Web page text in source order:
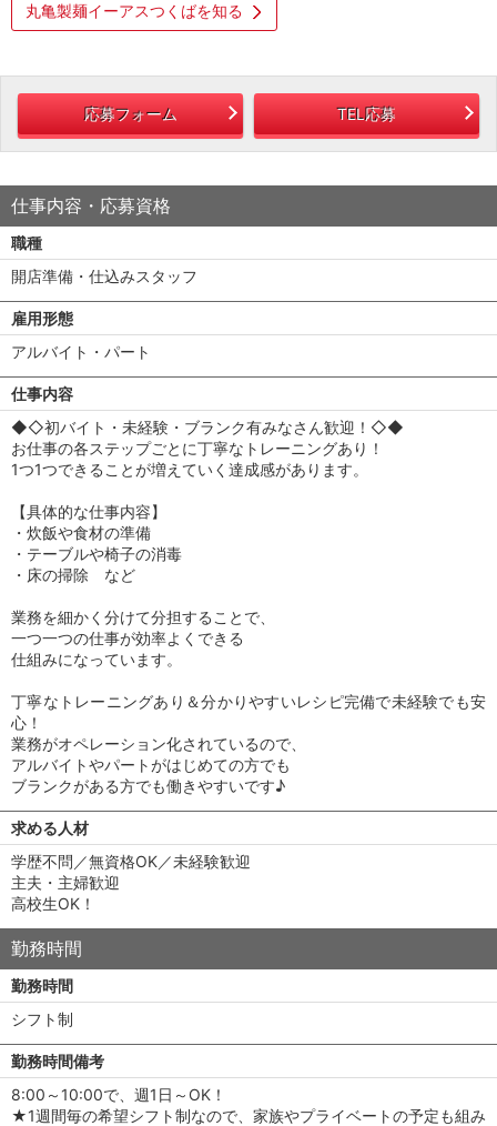
丸亀製麺イーアスつくばを知る
応募フォーム TEL応募
仕事内容・応募資格
職種
開店準備・仕込みスタッフ
雇用形態
アルバイト・パート
仕事内容
◆◇初バイト・未経験・ブランク有みなさん歓迎！◇◆
お仕事の各ステップごとに丁寧なトレーニングあり！
1つ1つできることが増えていく達成感があります。
【具体的な仕事内容】
・炊飯や食材の準備
・テーブルや椅子の消毒
・床の掃除 など
業務を細かく分けて分担することで、
一つ一つの仕事が効率よくできる
仕組みになっています。
丁寧なトレーニングあり＆分かりやすいレシピ完備で未経験でも安
心！
業務がオペレーション化されているので、
アルバイトやパートがはじめての方でも
ブランクがある方でも働きやすいです♪
求める人材
学歴不問／無資格OK／未経験歓迎
主夫・主婦歓迎
高校生OK！
勤務時間
勤務時間
シフト制
勤務時間備考
8:00～10:00で、週1日～OK！
★1週間毎の希望シフト制なので、家族やプライベートの予定も組み